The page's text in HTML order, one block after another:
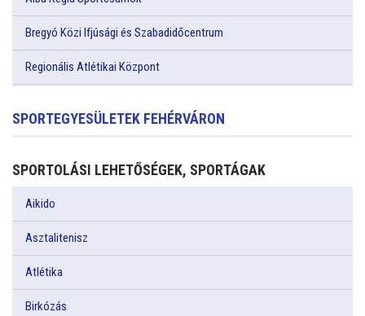
Bregyó Közi Ifjúsági és Szabadidőcentrum
Regionális Atlétikai Központ
SPORTEGYESÜLETEK FEHÉRVÁRON
SPORTOLÁSI LEHETŐSÉGEK, SPORTÁGAK
Aikido
Asztalitenisz
Atlétika
Birkózás